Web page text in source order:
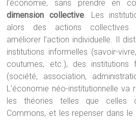
l’économie, sans prendre en
dimension collective. Les
alors des actions collectives
améliorer l’action individuelle. Il
institutions informelles (savoir-
coutumes, etc.), des institutions
(société, association,
L’économie néo-institutionnelle va
les théories telles que celles
Commons, et les repenser dans le